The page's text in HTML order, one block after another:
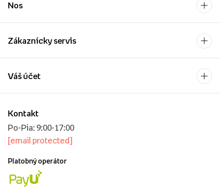
Nos
Zákaznícky servis
Kontakt
Po-Pia: 9:00-17:00
[email protected]
Platobný operátor
Váš účet